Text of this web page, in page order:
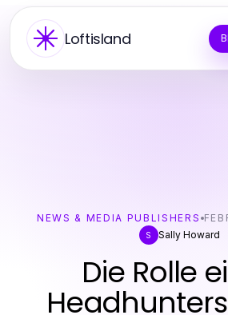
Loftisland
NEWS & MEDIA PUBLISHERS
S
Sally Howard
Die Rolle